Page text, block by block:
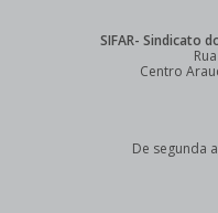
SIFAR- Sindicato
Centro
De segunda